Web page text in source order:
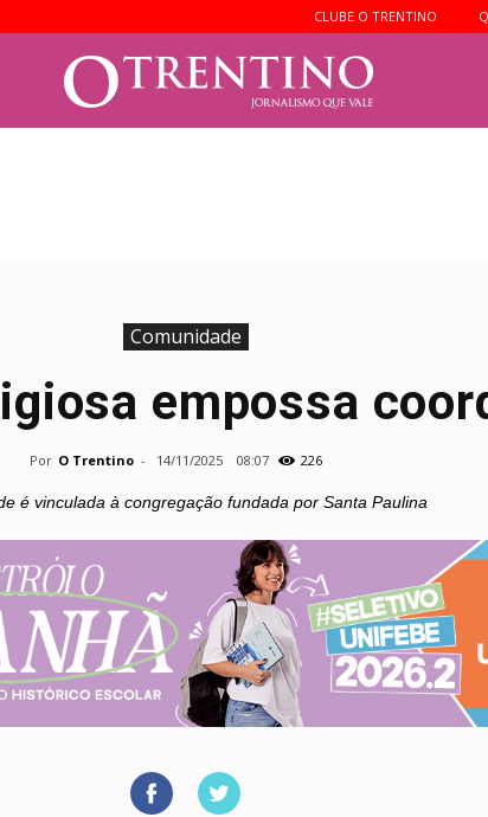
CLUBE O TRENTINO
Comunidade
empossa
Por O Trentino - 14/11/2025 08:07 226
é vinculada à congregação fundada por Santa Paulina